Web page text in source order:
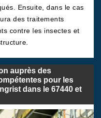
Ensuite, dans le cas
des traitements
contre les insectes et
auprès des
pour les
dans le 67440 et